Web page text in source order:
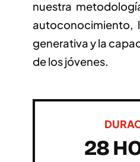
nuestra
autoconocimiento,
generativa y la
de los jóvenes.
28